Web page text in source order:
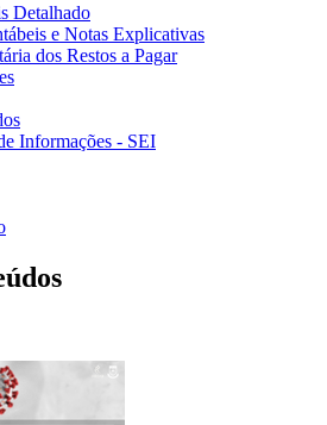
Detalhado
e Notas Explicativas
dos Restos a Pagar
Informações - SEI